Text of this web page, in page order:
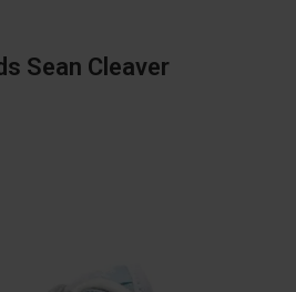
Sean Cleaver